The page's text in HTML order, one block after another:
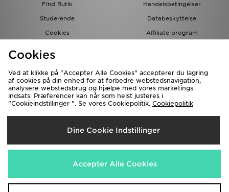
Find Butik
Handelsbetingelser
Studerende
Databeskyttelse
Cookies
Affiliate program
Forsendelse Til
Danmark
Vi accepterer de følgende betalingsmetoder
Cookies
Ved at klikke på "Accepter Alle Cookies" accepterer du lagring
af cookies på din enhed for at forbedre webstedsnavigation,
analysere webstedsbrug og hjælpe med vores marketings
indsats. Præferencer kan når som helst justeres i
"Cookieindstillinger ". Se vores Cookiepolitik. Cookiepolitik
Dine Cookie Indstillinger
Accepter Alle Cookies